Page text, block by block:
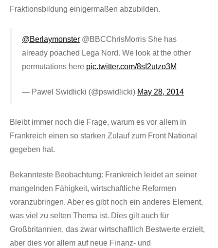
Fraktionsbildung einigermaßen abzubilden.
@Berlaymonster @BBCChrisMorris She has
already poached Lega Nord. We look at the other
permutations here pic.twitter.com/8sI2utzo3M
— Pawel Swidlicki (@pswidlicki) May 28, 2014
Bleibt immer noch die Frage, warum es vor allem in
Frankreich einen so starken Zulauf zum Front National
gegeben hat.
Bekannteste Beobachtung: Frankreich leidet an seiner
mangelnden Fähigkeit, wirtschaftliche Reformen
voranzubringen. Aber es gibt noch ein anderes Element,
was viel zu selten Thema ist. Dies gilt auch für
Großbritannien, das zwar wirtschaftlich Bestwerte erzielt,
aber dies vor allem auf neue Finanz- und